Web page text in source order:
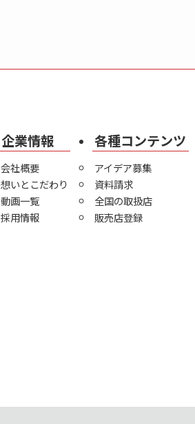
企業情報
会社概要
想いとこだわり
動画一覧
採用情報
各種コンテンツ
アイデア募集
資料請求
全国の取扱店
販売店登録